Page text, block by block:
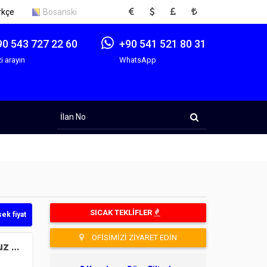
Bosanski EUR USD GBP TRY
543 727 22 60
arayın
+90 541 521 80 31
WhatsApp
No
fiyat
&
SICAK TEKLIFLER
OFISIMIZI ZIYARET EDIN